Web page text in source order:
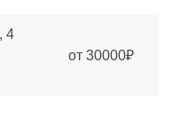
4
от 30000₽